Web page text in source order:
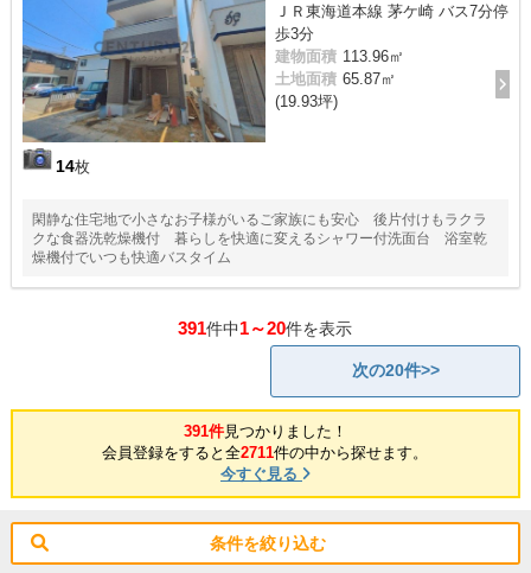
14枚
ＪＲ東海道本線 茅ケ崎 バス7分停
歩3分
建物面積 113.96㎡
土地面積 65.87㎡
(19.93坪)
閑静な住宅地で小さなお子様がいるご家族にも安心 後片付けもラクラ
クな食器洗乾燥機付 暮らしを快適に変えるシャワー付洗面台 浴室乾
391件中1～20件を表示
次の20件>>
391件見つかりました！
会員登録をすると全2711件の中から探せます。
今すぐ見る
条件を絞り込む